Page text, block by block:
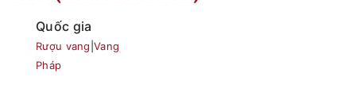
Quốc gia
Rượu vang |Vang
Pháp